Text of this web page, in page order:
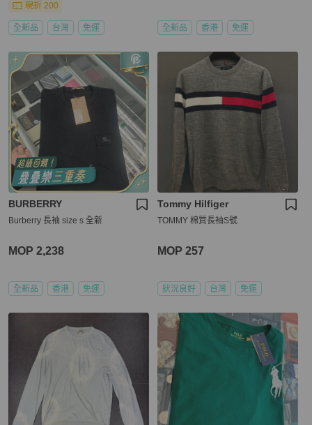
現折 200
全新品 台灣 免運 全新品 香港 免運
BURBERRY
Burberry 長袖 size s 全新
MOP 2,238
全新品 香港 免運
Tommy Hilfiger
TOMMY 棉質長袖S號
MOP 257
狀況良好 台灣 免運